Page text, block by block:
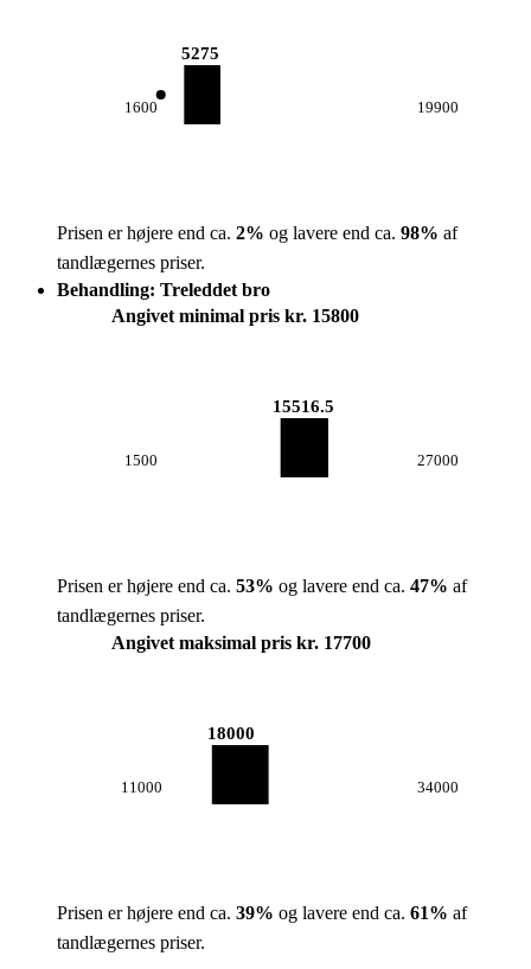
1600
5275
19900
Prisen er højere end ca. 2% og lavere end ca. 98% af
tandlægernes priser.
Behandling: Treleddet bro
Angivet minimal pris kr. 15800
1500
15516.5
27000
Prisen er højere end ca. 53% og lavere end ca. 47% af
tandlægernes priser.
Angivet maksimal pris kr. 17700
11000
18000
34000
Prisen er højere end ca. 39% og lavere end ca. 61% af
tandlægernes priser.